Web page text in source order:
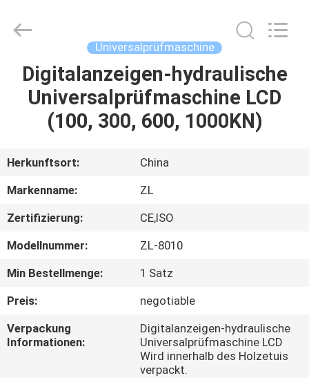
HAUS
PRODUKTE
VIDEOS
UNS
FABRIK-
AUSFLUG
QUALITÄTSKONTROLLE
Ltd..
Universalprüfmaschine
Digitalanzeigen-hydraulische
Universalprüfmaschine LCD
(100, 300, 600, 1000KN)
Herkunftsort:
China
Markenname:
ZL
Zertifizierung:
CE,ISO
Modellnummer:
ZL-8010
Min Bestellmenge:
1 Satz
Preis:
negotiable
Verpackung
Informationen:
Digitalanzeigen-hydraulische
Universalprüfmaschine LCD
Wird innerhalb des Holzetuis
verpackt.